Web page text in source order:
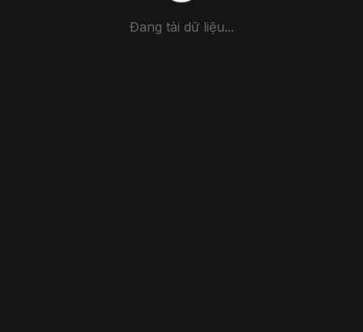
Đang tải dữ liệu...